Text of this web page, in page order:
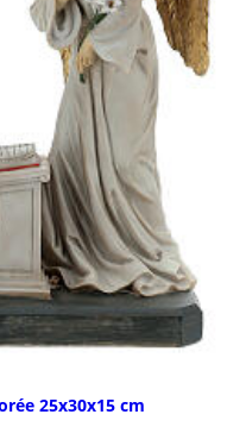
25x30x15 cm